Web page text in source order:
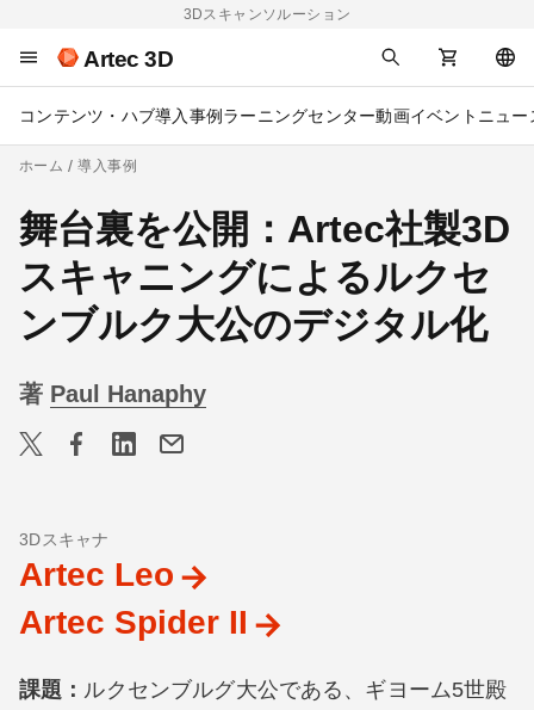
3Dスキャンソルーション
Artec 3D
コンテンツ・ハブ導入事例 ラーニングセンター動画イベント ニュー
ホーム 導入事例
舞台裏を公開：Artec社製3D
スキャニングによるルクセ
ンブルク大公のデジタル化
著 Paul Hanaphy
3Dスキャナ
Artec Leo
Artec Spider II
課題： ルクセンブルグ大公である、ギヨーム5世殿